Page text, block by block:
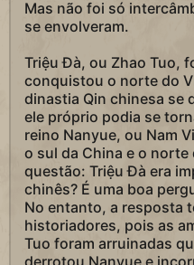
Mas não foi só
se envolveram.
Triệu Đà, ou Zhao Tuo,
conquistou o norte do
dinastia Qin chinesa se
ele próprio podia se
reino Nanyue, ou Nam
o sul da China e o norte
questão: Triệu Đà era
chinês? É uma boa
No entanto, a resposta
historiadores, pois as
Tuo foram arruinadas